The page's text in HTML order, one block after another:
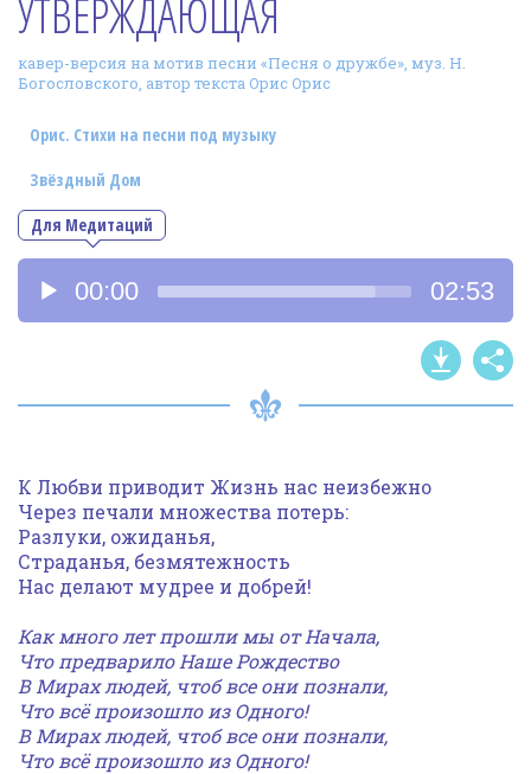
Фотогалерея
In English
Видео
Ииссиидиология
Номера песен
УТВЕРЖДАЮЩАЯ
кавер-версия на мотив песни «Песня о дружбе», муз. Н.
Богословского, автор текста Орис Орис
Для Медитаций
Орис. Стихи на песни под музыку
Звёздный Дом
Аудиоплеер
00:00 02:53
К Любви приводит Жизнь нас неизбежно
Через печали множества потерь:
Разлуки, ожиданья,
Страданья, безмятежность
Нас делают мудрее и добрей!
Как много лет прошли мы от Начала,
Что предварило Наше Рождество
В Мирах людей, чтоб все они познали,
Что всё произошло из Одного!
В Мирах людей, чтоб все они познали,
Что всё произошло из Одного!